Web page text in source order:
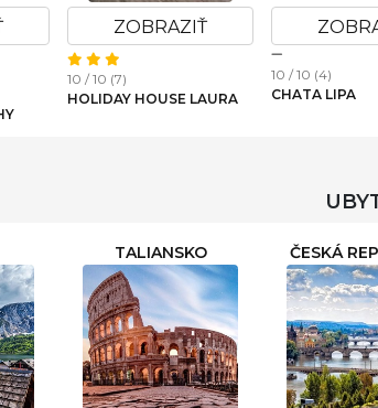
ZOBRAZIŤ
10 / 10 (4)
APARTMÁNY ANJA
10 / 10 (4)
CHATA PRI
TALIANSKO ČESKÁ